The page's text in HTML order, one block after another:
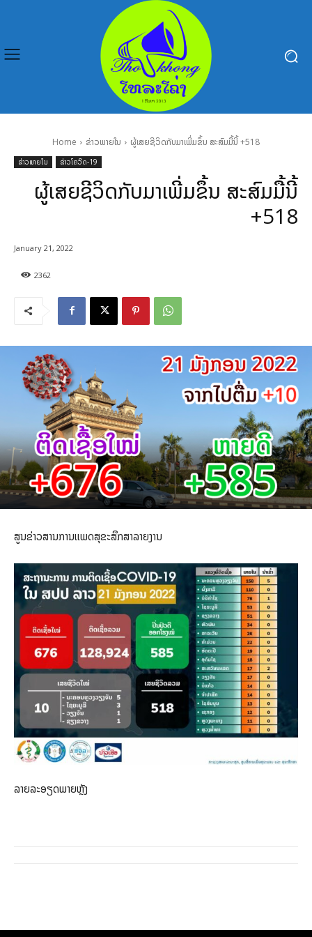
Home ຂ່າວພາຍໃນ ຜູ້ເສຍຊີວິດກັບມາເພີ່ມຂຶ້ນ ສະສົມມື້ນີ້ +518
ຂ່າວພາຍໃນ ຂ່າວໂຄວິດ-19
ຜູ້ເສຍຊີວິດກັບມາເພີ່ມຂຶ້ນ ສະສົມມື້ນີ້
+518
2362
January 21, 2022
ສູນຂ່າວສານການແພດສຸຂະສຶກສາລາຍງານ
ລາຍລະອຽດພາຍຫຼັງ